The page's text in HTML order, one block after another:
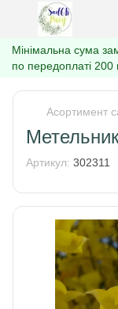
Мінімальна сума
по передоплаті 200
Асортимент
Артикул: 302311